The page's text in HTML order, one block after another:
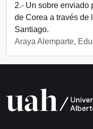
2.- Un sobre enviado
de Corea a través de
Santiago.
Araya Alemparte,